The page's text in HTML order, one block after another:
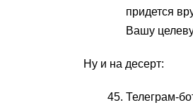
придется
Вашу
Ну и на десерт:
Телеграм-